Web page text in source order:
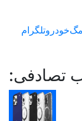
تلگرام